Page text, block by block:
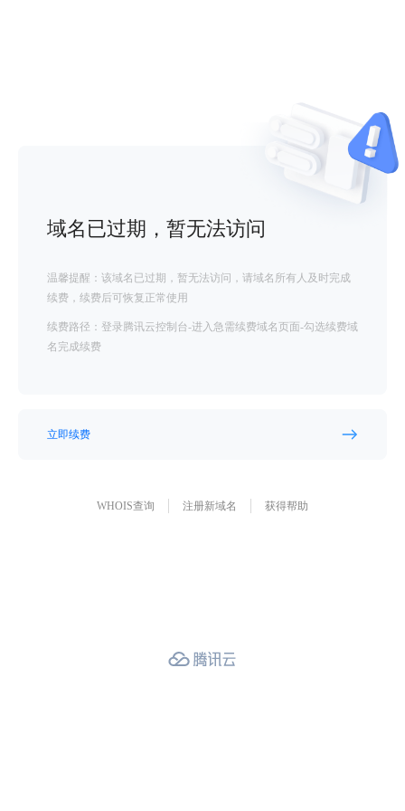
域名已过期，暂无法访问
温馨提醒：该域名已过期，暂无法访问，请域名所有人及时完成
续费，续费后可恢复正常使用
续费路径：登录腾讯云控制台-进入急需续费域名页面-勾选续费域
名完成续费
立即续费
WHOIS查询 注册新域名 获得帮助